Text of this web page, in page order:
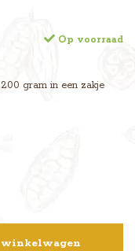
Op voorraad
gram in een zakje
winkelwagen